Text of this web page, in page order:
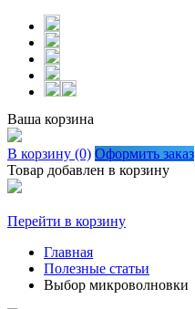
Ваша корзина
В корзину (0) Оформить заказ
Товар добавлен в корзину
Перейти в корзину
Главная
Полезные статьи
Выбор микроволновки